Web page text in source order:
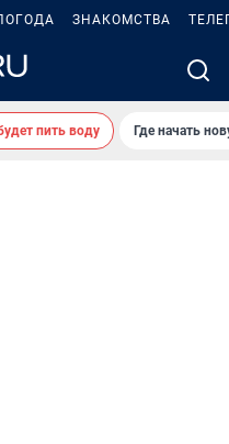
ЗНАКОМСТВА
пить воду Где начать